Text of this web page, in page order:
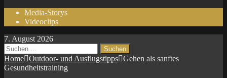
Media-Storys
Videoclips
7. August 2026
Suchen
nach:
Home Outdoor- und Ausflugstipps Gehen als sanftes
Gesundheitstraining